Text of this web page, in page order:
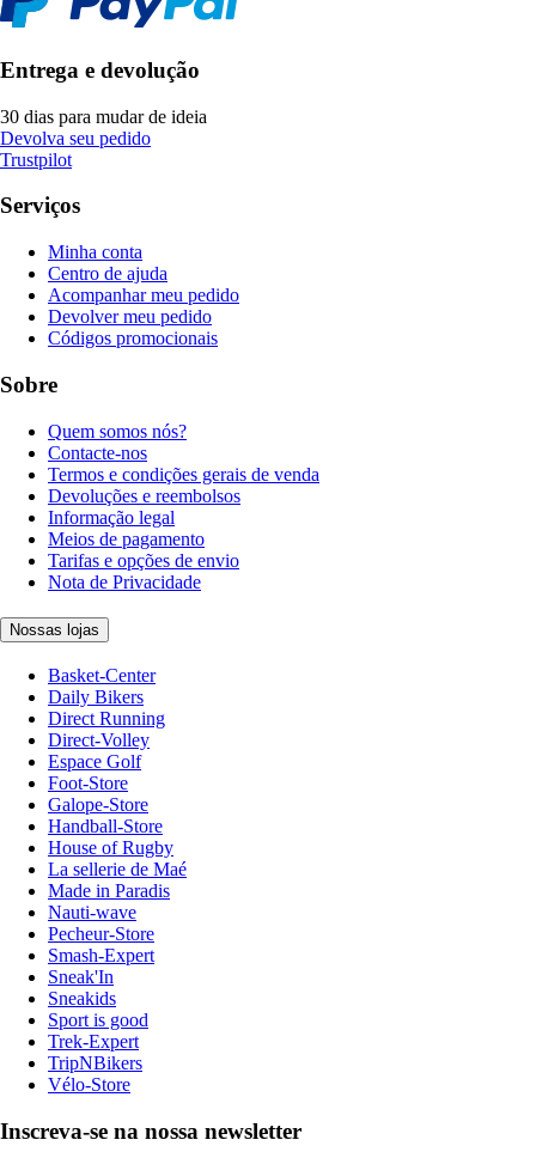
Entrega e devolução
30 dias para mudar de ideia
Devolva seu pedido
Trustpilot
Serviços
Minha conta
Centro de ajuda
Acompanhar meu pedido
Devolver meu pedido
Códigos promocionais
Sobre
Quem somos nós?
Contacte-nos
Termos e condições gerais de venda
Devoluções e reembolsos
Informação legal
Meios de pagamento
Tarifas e opções de envio
Nota de Privacidade
Nossas lojas
Basket-Center
Daily Bikers
Direct Running
Direct-Volley
Espace Golf
Foot-Store
Galope-Store
Handball-Store
House of Rugby
La sellerie de Maé
Made in Paradis
Nauti-wave
Pecheur-Store
Smash-Expert
Sneak'In
Sneakids
Sport is good
Trek-Expert
TripNBikers
Vélo-Store
Inscreva-se na nossa newsletter